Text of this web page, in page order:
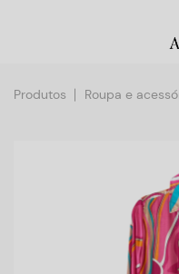
Produtos Roupa e